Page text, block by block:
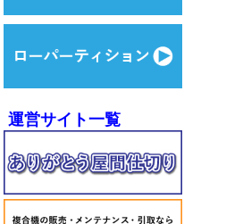
運営サイト一覧